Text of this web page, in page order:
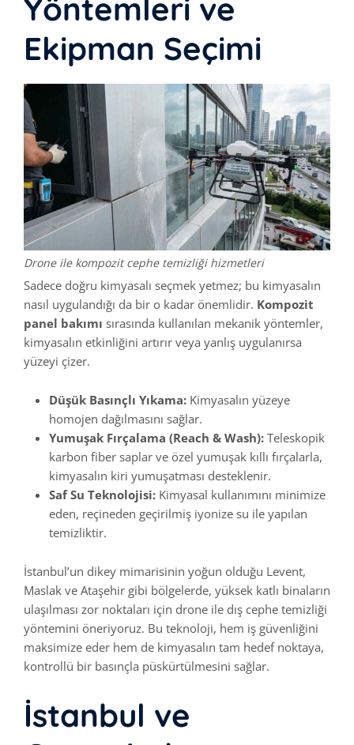
Yöntemleri ve
Ekipman Seçimi
Drone ile kompozit cephe temizliği hizmetleri
Sadece doğru kimyasalı seçmek yetmez; bu kimyasalın
nasıl uygulandığı da bir o kadar önemlidir. Kompozit
panel bakımı sırasında kullanılan mekanik yöntemler,
kimyasalın etkinliğini artırır veya yanlış uygulanırsa
yüzeyi çizer.
Düşük Basınçlı Yıkama: Kimyasalın yüzeye
homojen dağılmasını sağlar.
Yumuşak Fırçalama (Reach & Wash): Teleskopik
karbon fiber saplar ve özel yumuşak kıllı fırçalarla,
kimyasalın kiri yumuşatması desteklenir.
Saf Su Teknolojisi: Kimyasal kullanımını minimize
eden, reçineden geçirilmiş iyonize su ile yapılan
temizliktir.
İstanbul’un dikey mimarisinin yoğun olduğu Levent,
Maslak ve Ataşehir gibi bölgelerde, yüksek katlı binaların
ulaşılması zor noktaları için drone ile dış cephe temizliği
yöntemini öneriyoruz. Bu teknoloji, hem iş güvenliğini
maksimize eder hem de kimyasalın tam hedef noktaya,
kontrollü bir basınçla püskürtülmesini sağlar.
İstanbul ve